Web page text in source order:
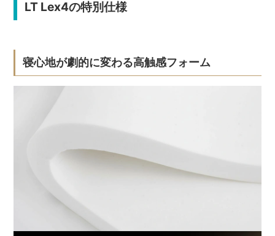
LT Lex4の特別仕様
寝心地が劇的に変わる高触感フォーム